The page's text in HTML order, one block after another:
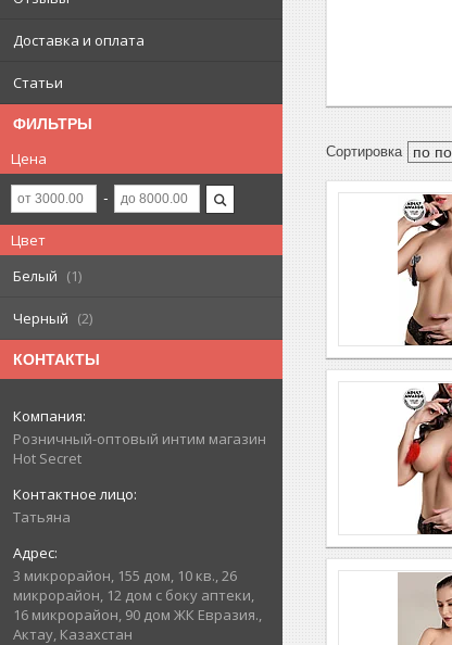
Доставка и оплата
Статьи
ФИЛЬТРЫ
Цена
Цвет
Белый
1
Черный 2
КОНТАКТЫ
Розничный-оптовый интим магазин
Hot Secret
Татьяна
3 микрорайон, 155 дом, 10 кв., 26
микрорайон, 12 дом с боку аптеки,
16 микрорайон, 90 дом ЖК Евразия.,
Актау, Казахстан